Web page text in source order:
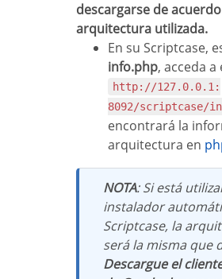
descargarse de
arquitectura utilizada.
En su Scriptcase,
info.php, acceda a
http://127.0.0.1:
8092/scriptcase/
encontrará la
arquitectura en
NOTA: Si está
instalador
Scriptcase, la
será la misma que
Descargue el